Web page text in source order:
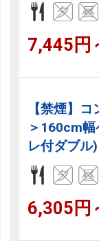
7,445円
【禁煙】
＞160cm
レ付ダブル)
6,305円